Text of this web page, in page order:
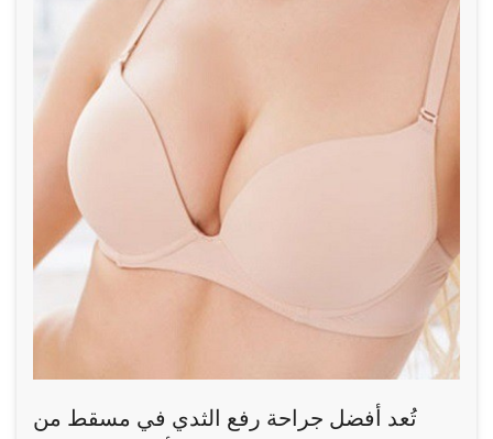
تُعد أفضل جراحة رفع الثدي في مسقط من